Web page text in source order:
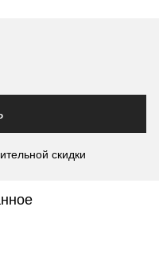
скидки